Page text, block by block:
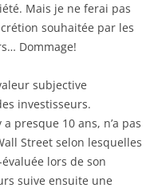
Mais je ne ferai pas
souhaitée par les
Dommage!
subjective
investisseurs.
presque 10 ans, n’a pas
Street selon lesquelles
lors de son
suive ensuite une